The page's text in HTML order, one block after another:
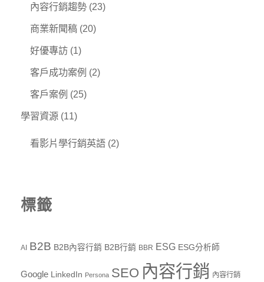
內容行銷趨勢 (23)
商業新聞稿 (20)
好優專訪 (1)
客戶成功案例 (2)
客戶案例 (25)
學習資源 (11)
看影片學行銷英語 (2)
標籤
AI B2B B2B內容行銷 B2B行銷 BBR ESG ESG分析師
Google LinkedIn Persona SEO 內容行銷 內容行銷